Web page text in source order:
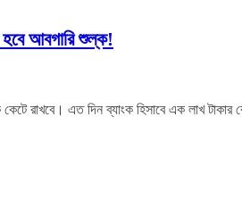
হবে আবগারি শুল্ক!
রাখবে। এত দিন ব্যাংক হিসাবে এক লাখ